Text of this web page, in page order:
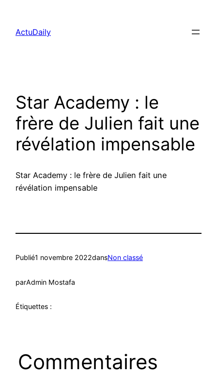
contenu
ActuDaily
Star Academy : le
frère de Julien fait une
révélation impensable
Star Academy : le frère de Julien fait une
révélation impensable
Publié1 novembre 2022dansNon classé
parAdmin Mostafa
Étiquettes :
Commentaires